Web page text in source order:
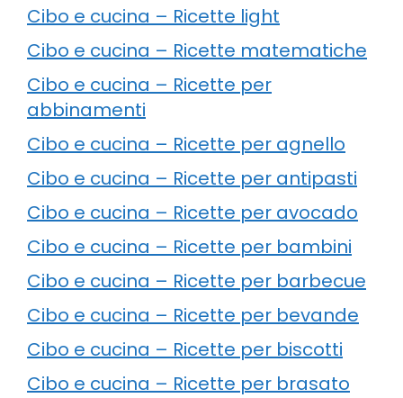
Cibo e cucina – Ricette light
Cibo e cucina – Ricette matematiche
Cibo e cucina – Ricette per
abbinamenti
Cibo e cucina – Ricette per agnello
Cibo e cucina – Ricette per antipasti
Cibo e cucina – Ricette per avocado
Cibo e cucina – Ricette per bambini
Cibo e cucina – Ricette per barbecue
Cibo e cucina – Ricette per bevande
Cibo e cucina – Ricette per biscotti
Cibo e cucina – Ricette per brasato